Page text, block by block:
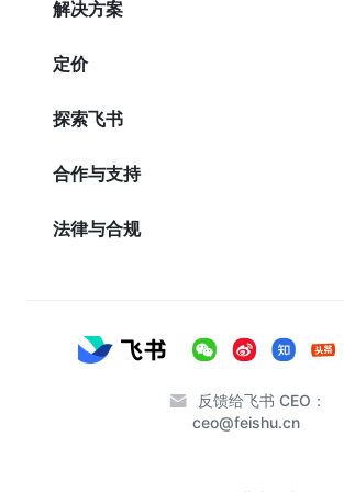
解决方案
定价
探索飞书
合作与支持
法律与合规
反馈给飞书 CEO：
ceo@feishu.cn